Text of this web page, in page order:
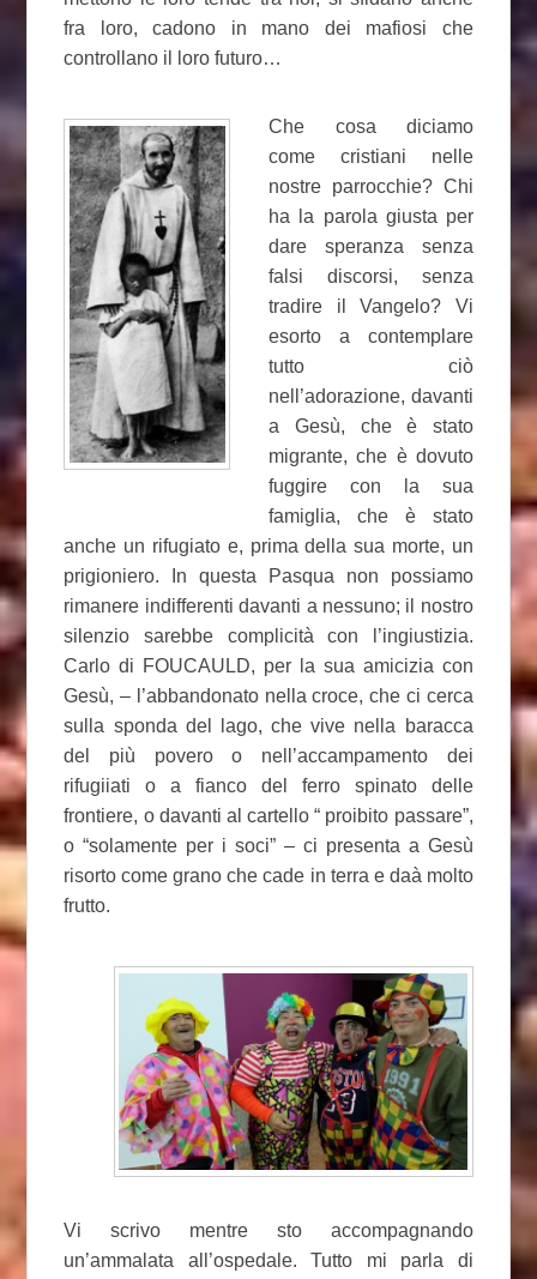
fra loro, cadono in mano dei mafiosi che
controllano il loro futuro…
Che cosa diciamo
come cristiani nelle
nostre parrocchie? Chi
ha la parola giusta per
dare speranza senza
falsi discorsi, senza
tradire il Vangelo? Vi
esorto a contemplare
tutto ciò
nell’adorazione, davanti
a Gesù, che è stato
migrante, che è dovuto
fuggire con la sua
famiglia, che è stato
anche un rifugiato e, prima della sua morte, un
prigioniero. In questa Pasqua non possiamo
rimanere indifferenti davanti a nessuno; il nostro
silenzio sarebbe complicità con l’ingiustizia.
Carlo di FOUCAULD, per la sua amicizia con
Gesù, – l’abbandonato nella croce, che ci cerca
sulla sponda del lago, che vive nella baracca
del più povero o nell’accampamento dei
rifugiiati o a fianco del ferro spinato delle
frontiere, o davanti al cartello “ proibito passare”,
o “solamente per i soci” – ci presenta a Gesù
risorto come grano che cade in terra e daà molto
frutto.
Vi scrivo mentre sto accompagnando
un’ammalata all’ospedale. Tutto mi parla di